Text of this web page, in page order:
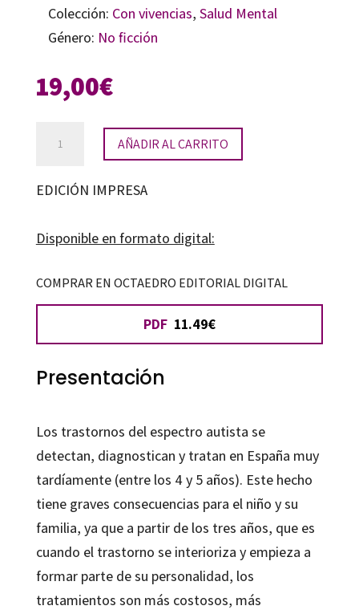
Colección: Con vivencias, Salud Mental
Género: No ficción
19,00€
el
una
relacional
cantidad
AÑADIR AL CARRITO
EDICIÓN IMPRESA
Disponible en formato digital:
COMPRAR EN OCTAEDRO EDITORIAL DIGITAL
PDF 11.49€
Presentación
Los trastornos del espectro autista se
detectan, diagnostican y tratan en España muy
tardíamente (entre los 4 y 5 años). Este hecho
tiene graves consecuencias para el niño y su
familia, ya que a partir de los tres años, que es
cuando el trastorno se interioriza y empieza a
formar parte de su personalidad, los
tratamientos son más costosos, más